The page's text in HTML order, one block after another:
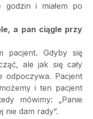
godzin i miałem po
a pan ciągle przy
pacjent. Gdyby się
ale jak się cały
Pacjent
i ten pacjent
mówimy: „Panie
nie dam rady”.